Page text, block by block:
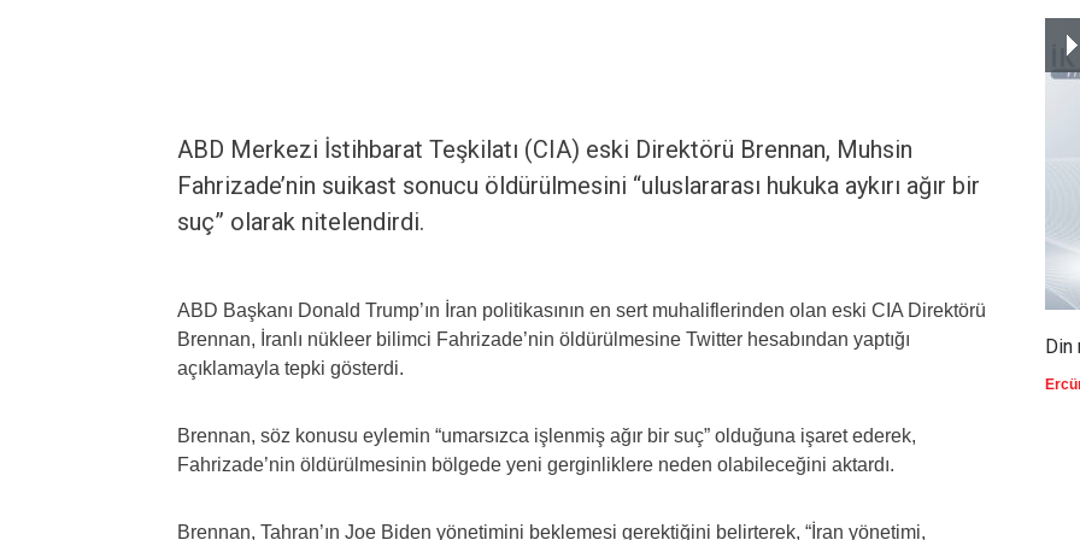
ABD Merkezi İstihbarat Teşkilatı (CIA) eski Direktörü Brennan, Muhsin
Fahrizade’nin suikast sonucu öldürülmesini “uluslararası hukuka aykırı ağır bir
suç” olarak nitelendirdi.
ABD Başkanı Donald Trump’ın İran politikasının en sert muhaliflerinden olan eski CIA Direktörü
Brennan, İranlı nükleer bilimci Fahrizade’nin öldürülmesine Twitter hesabından yaptığı
açıklamayla tepki gösterdi.
Brennan, söz konusu eylemin “umarsızca işlenmiş ağır bir suç” olduğuna işaret ederek,
Fahrizade’nin öldürülmesinin bölgede yeni gerginliklere neden olabileceğini aktardı.
Brennan, Tahran’ın Joe Biden yönetimini beklemesi gerektiğini belirterek, “İran yönetimi,
Din